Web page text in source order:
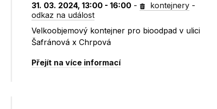
31. 03. 2024, 13:00 - 16:00 - kontejnery -
odkaz na událost
Velkoobjemový kontejner pro bioodpad v ulici
Šafránová x Chrpová
Přejít na více informací